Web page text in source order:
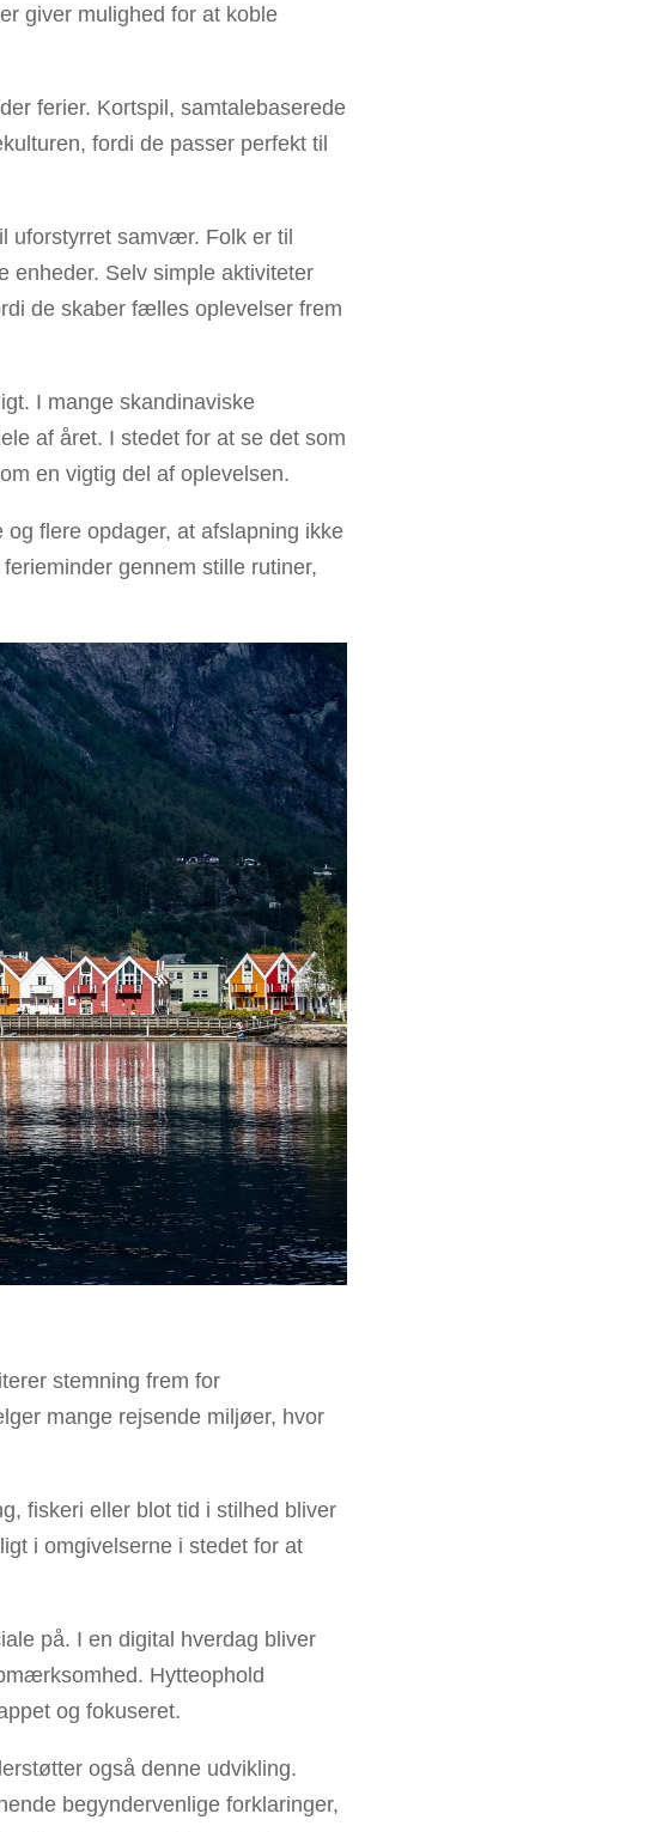
giver mulighed for at koble
ferier. Kortspil, samtalebaserede
fordi de passer perfekt til
uforstyrret samvær. Folk er til
enheder. Selv simple aktiviteter
de skaber fælles oplevelser frem
I mange skandinaviske
af året. I stedet for at se det som
en vigtig del af oplevelsen.
flere opdager, at afslapning ikke
gennem stille rutiner,
stemning frem for
mange rejsende miljøer, hvor
fiskeri eller blot tid i stilhed bliver
i omgivelserne i stedet for at
på. I en digital hverdag bliver
Hytteophold
og fokuseret.
også denne udvikling.
begyndervenlige forklaringer,